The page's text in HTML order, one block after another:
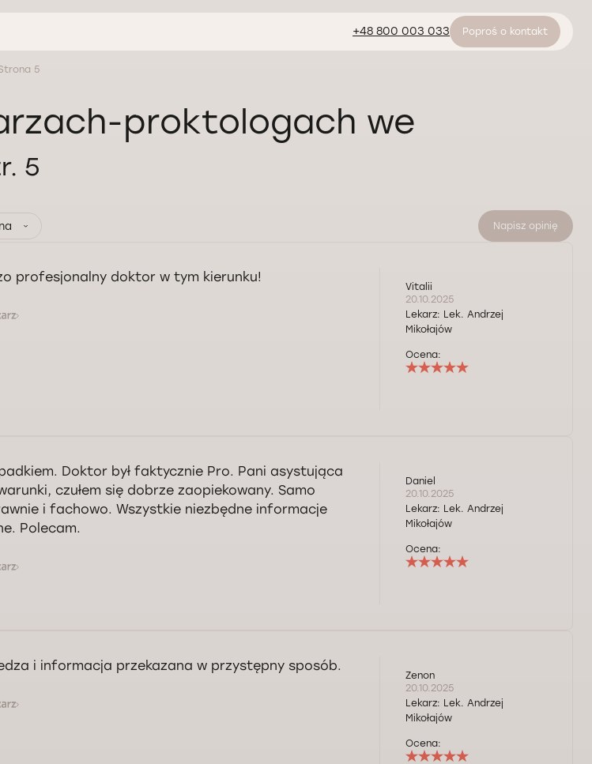
+48 800 003 033 Poproś o kontakt
5
proktologach we
5
Napisz opinię
profesjonalny doktor w tym kierunku!
Vitalii
20.10.2025
Lekarz: Lek. Andrzej
Mikołajów
Ocena:
Doktor był faktycznie Pro. Pani asystująca
czułem się dobrze zaopiekowany. Samo
i fachowo. Wszystkie niezbędne informacje
Polecam.
Daniel
20.10.2025
Lekarz: Lek. Andrzej
Mikołajów
Ocena:
i informacja przekazana w przystępny sposób.
Zenon
20.10.2025
Lekarz: Lek. Andrzej
Mikołajów
Ocena: